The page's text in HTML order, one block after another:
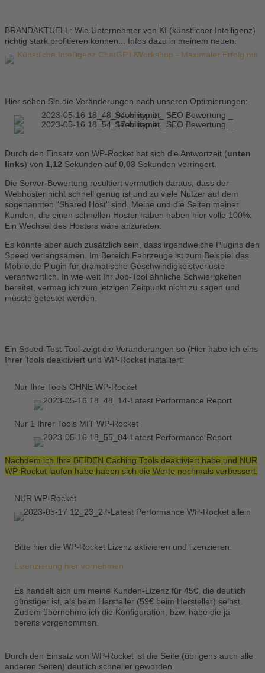
BRANDAKTUELL: Wie Unternehmer von KI (künstlicher Intelligenz)
richtig stark profitieren können... Infos dazu in meinem neuen:
Hier sehen Sie die Veränderungen nach unseren Optimierungen:
Durch den Einsatz von WP-Rocket hat sich die Antwortzeit (unten
links) von 1,12 Sekunden auf 0,03 Sekunden verringert.
Die Server-Bewertung resultiert vermutlich daraus, dass der
Webhoster nicht schnell genug ist und zu viele Nutzer auf dem
sogenannten "Shared Host" sind. Meine und die Seiten meiner
Kunden, die einen schnellen Hoster haben haben hier volle 100%.
Ein Wechsel des Hosters wäre anzuraten.
Es könnte aber auch zusätzlich sein, dass irgendwelche Plugins den
Speed verlangsamen. Im Bereich Fahrzeuge ist zum Beispiel das
Mobile.de Plugin für dramatische Geschwindigkeistverluste
verantwortlich. In wie weit Ihr Job-Tool ähnliche Schwierigkeiten
bereitet, vermag ich zum jetzigen Zeitpunkt nicht zu sagen und
müsste getestet werden.
Ein Speed-Test-Tool zeigt die Veränderungen so (Hier habe ich eins
Ihrer Tools deaktiviert und WP-Rocket installiert:
Nur Ihre Tools OHNE WP-Rocket
Nur 1 Ihrer Tools MIT WP-Rocket
Nachdem ich Ihre BEIDEN Caching Tools deaktiviert habe und NUR
WP-Rocket laufen habe haben sich die Werte nochmals verbessert:
NUR WP-Rocket
Bitte hier die WP-Rocket Lizenz aktivieren und lizenzieren:
Lizenzierung hier vornehmen
Es handelt sich um meine Kunden-Lizenz für 45€, die deutlich
günstiger ist, als beim Hersteller (59€ beim Hersteller) selbst.
Zudem übernehme ich die Konfiguration, bzw. habe die ja
bereits vorgenommen.
Durch den Einsatz von WP-Rocket ist die Seite (übrigens auch alle
anderen Seiten) deutlich schneller geworden.